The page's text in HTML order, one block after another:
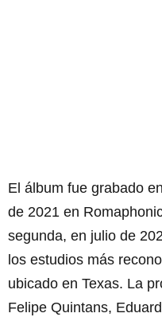
El álbum fue grabado
de 2021 en
segunda, en julio de
los estudios más
ubicado en Texas. La
Felipe Quintans,